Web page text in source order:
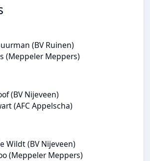
(BV Ruinen)
(Meppeler Meppers)
(BV Nijeveen)
(AFC Appelscha)
Wildt (BV Nijeveen)
(Meppeler Meppers)